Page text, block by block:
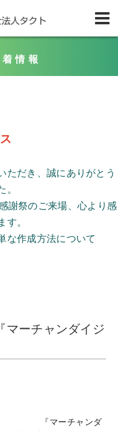
情報
ただき、誠にありがとう
。
謝祭のご来場、心より感
す。
な作成方法について
マーチャンダイジ
『マーチャンダ